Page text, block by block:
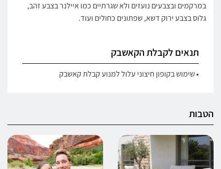
במרקמים ובצבעים נועזים ולא שגרתיים כמו איילנר בצבע זהב,
גלוס בצבע ירוק דשא, שפתונים כחולים ועוד.
תנאים לקבלת הקאשבק
• שימוש בקופון חיצוני עלול למנוע קבלת קאשבק
הטבות